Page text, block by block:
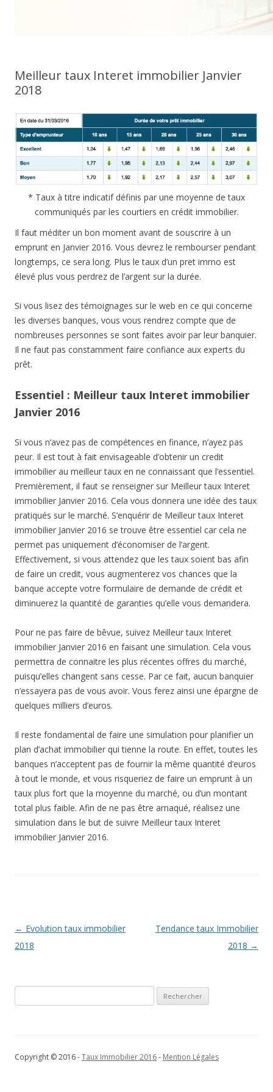
Meilleur taux Interet immobilier Janvier
2018
* Taux à titre indicatif définis par une moyenne de taux
communiqués par les courtiers en crédit immobilier.
Il faut méditer un bon moment avant de souscrire à un
emprunt en Janvier 2016. Vous devrez le rembourser pendant
longtemps, ce sera long. Plus le taux d’un pret immo est
élevé plus vous perdrez de l’argent sur la durée.
Si vous lisez des témoignages sur le web en ce qui concerne
les diverses banques, vous vous rendrez compte que de
nombreuses personnes se sont faites avoir par leur banquier.
Il ne faut pas constamment faire confiance aux experts du
prêt.
Essentiel : Meilleur taux Interet immobilier
Janvier 2016
Si vous n’avez pas de compétences en finance, n’ayez pas
peur. Il est tout à fait envisageable d’obtenir un credit
immobilier au meilleur taux en ne connaissant que l’essentiel.
Premièrement, il faut se renseigner sur Meilleur taux Interet
immobilier Janvier 2016. Cela vous donnera une idée des taux
pratiqués sur le marché. S’enquérir de Meilleur taux Interet
immobilier Janvier 2016 se trouve être essentiel car cela ne
permet pas uniquement d’économiser de l’argent.
Effectivement, si vous attendez que les taux soient bas afin
de faire un credit, vous augmenterez vos chances que la
banque accepte votre formulaire de demande de crédit et
diminuerez la quantité de garanties qu’elle vous demandera.
Pour ne pas faire de bêvue, suivez Meilleur taux Interet
immobilier Janvier 2016 en faisant une simulation. Cela vous
permettra de connaitre les plus récentes offres du marché,
puisqu’elles changent sans cesse. Par ce fait, aucun banquier
n’essayera pas de vous avoir. Vous ferez ainsi une épargne de
quelques milliers d’euros.
Il reste fondamental de faire une simulation pour planifier un
plan d’achat immobilier qui tienne la route. En effet, toutes les
banques n’acceptent pas de fournir la même quantité d’euros
à tout le monde, et vous risqueriez de faire un emprunt à un
taux plus fort que la moyenne du marché, ou d’un montant
total plus faible. Afin de ne pas être arnaqué, réalisez une
simulation dans le but de suivre Meilleur taux Interet
immobilier Janvier 2016.
Navigation
des
← Evolution taux immobilier
2018
Tendance taux Immobilier
2018 →
Copyright © 2016 -Taux Immobilier 2016- Mention Légales